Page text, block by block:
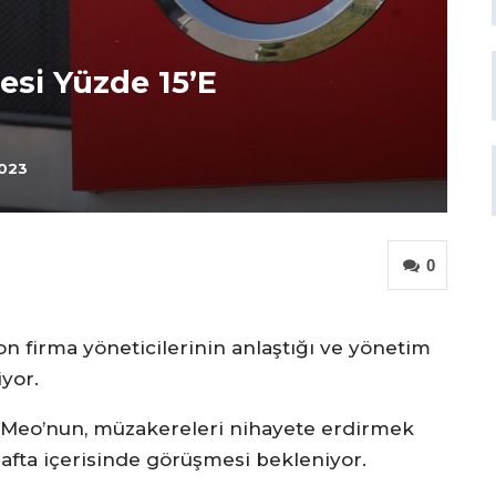
Yüzde 15’e
0
firma yöneticilerinin anlaştığı ve yönetim
müzakereleri nihayete erdirmek
içerisinde görüşmesi bekleniyor.